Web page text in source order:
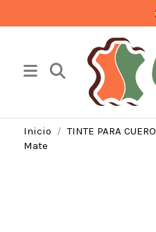
Inicio TINTE PARA CUERO
Mate